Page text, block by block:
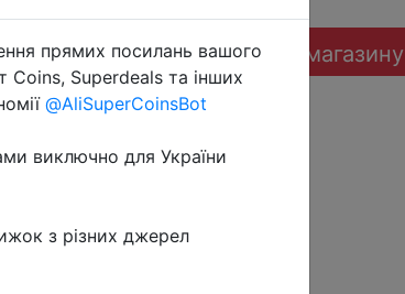
Перейти до магазину
прямих посилань вашого
Coins, Superdeals та інших
@AliSuperCoinsBot
виключно для України
з різних джерел